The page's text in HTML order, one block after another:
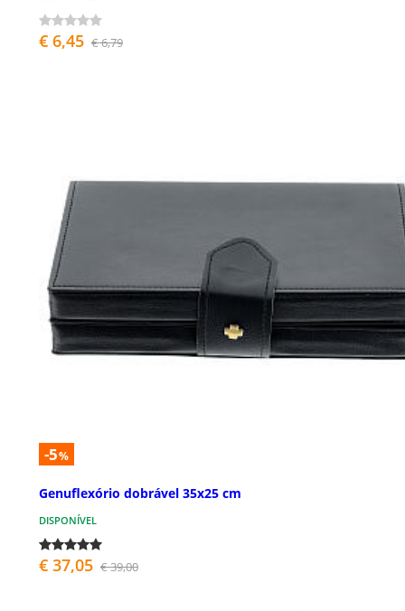
€ 6,45 € 6,79
-5%
Genuflexório dobrável 35x25 cm
DISPONÍVEL
€ 37,05 € 39,00